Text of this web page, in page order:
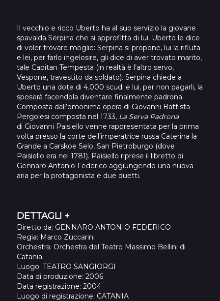
Il vecchio e ricco Uberto ha al suo servizio la giovane
spavalda Serpina che si approfitta di lui. Uberto le dice
di voler trovare moglie: Serpina si propone, lui la rifiuta
e lei, per farlo ingelosire, gli dice di aver trovato marito,
tale Capitan Tempesta (in realtà è l’altro servo,
Vespone, travestito da soldato). Serpina chiede a
Uberto una dote di 4.000 scudi e lui, per non pagarli, la
sposerà facendola diventare finalmente padrona.
Composta dall’omonima opera di Giovanni Battista
Pergolesi composta nel 1733, La Serva Padrona
di Giovanni Paisiello venne rappresentata per la prima
volta presso la corte dell’imperatrice russa Caterina la
Grande a Carskoe Selo, San Pietroburgo (dove
Paisiello era nel 1781). Paisiello riprese il libretto di
Gennaro Antonio Federico aggiungendo una nuova
aria per la protagonista e due duetti.
DETTAGLI +
Diretto da: GENNARO ANTONIO FEDERICO
Regia: Marco Zuccarini
Orchestra: Orchestra del Teatro Massimo Bellini di
Catania
Luogo: TEATRO SANGIORGI
Data di produzione: 2006
Data registrazione: 2004
Luogo di registrazione: CATANIA